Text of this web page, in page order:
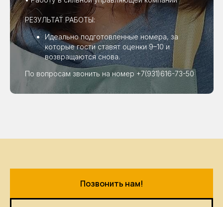
РЕЗУЛЬТАТ РАБОТЫ:
Идеально подготовленные номера, за
которые гости ставят оценки 9–10 и
возвращаются снова.
По вопросам звонить на номер +7(931)616-73-50
Позвонить нам!